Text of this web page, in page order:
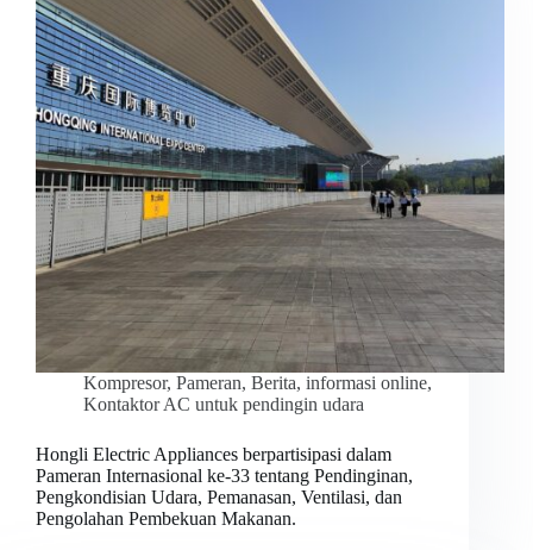
Kompresor, Pameran, Berita, informasi online,
Kontaktor AC untuk pendingin udara
Hongli Electric Appliances berpartisipasi dalam
Pameran Internasional ke-33 tentang Pendinginan,
Pengkondisian Udara, Pemanasan, Ventilasi, dan
Pengolahan Pembekuan Makanan.